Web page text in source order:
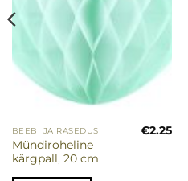
BEEBI JA RASEDUS
Mündiroheline
kärgpall, 20 cm
€2.25